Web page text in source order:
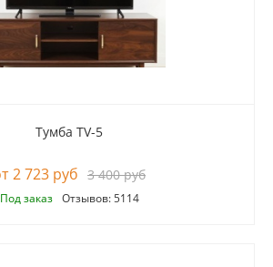
Тумба TV-5
2 723 руб 3 400 руб
Под заказ Отзывов: 5114